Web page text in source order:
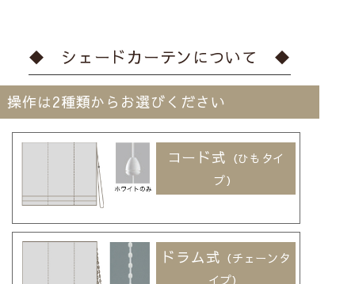
◆ シェードカーテンについて ◆
操作は2種類からお選びください
コード式 （ひもタイ
プ）
ドラム式 （チェーンタ
イプ）